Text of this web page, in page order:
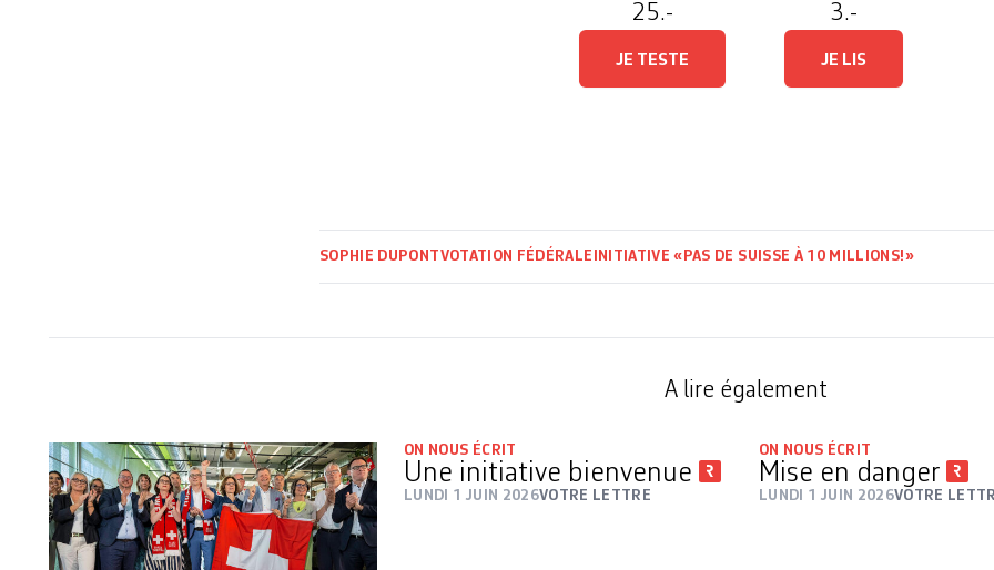
25.-
JE TESTE
3.-
JE LIS
SOPHIE DUPONTVOTATION FÉDÉRALE INITIATIVE «PAS DE SUISSE À 10 MILLIONS!»
A lire également
ON NOUS ÉCRIT
Une initiative bienvenue
LUNDI 1 JUIN 2026VOTRE LETTRE
ON NOUS ÉCRIT
Mise en danger
LUNDI 1 JUIN 2026VOTRE